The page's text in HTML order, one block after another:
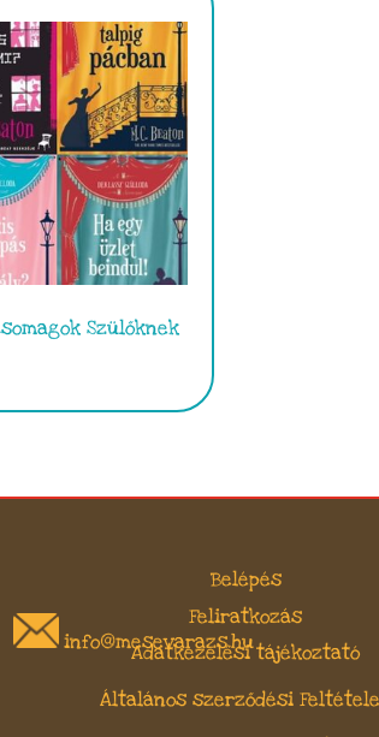
Szülőknek
Belépés
Feliratkozás
info@mesevarazs.hu
Adatkezelési tájékoztató
Általános szerződési